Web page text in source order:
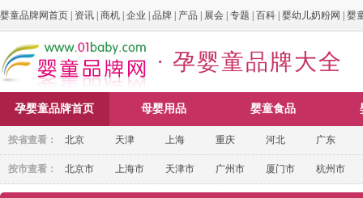
婴童品牌网首页 资讯 商机 企业 品牌 产品 展会 专题 百科 婴幼儿奶粉网 婴
· 孕婴童品牌大全
孕婴童品牌首页 母婴用品 婴童食品
北京 天津 上海 重庆 河北 广东
按省查看：
北京市 上海市 天津市 广州市 厦门市 杭州市
按市查看：